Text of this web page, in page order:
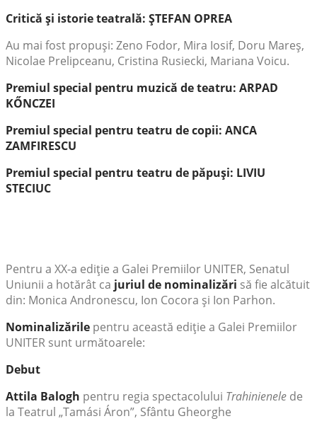
Critică şi istorie teatrală: ŞTEFAN OPREA
Au mai fost propuşi: Zeno Fodor, Mira Iosif, Doru Mareş,
Nicolae Prelipceanu, Cristina Rusiecki, Mariana Voicu.
Premiul special pentru muzică de teatru: ARPAD
KŐNCZEI
Premiul special pentru teatru de copii: ANCA
ZAMFIRESCU
Premiul special pentru teatru de păpuşi: LIVIU
STECIUC
Pentru a XX-a ediţie a Galei Premiilor UNITER, Senatul
Uniunii a hotărât ca juriul de nominalizări să fie alcătuit
din: Monica Andronescu, Ion Cocora şi Ion Parhon.
Nominalizările pentru această ediţie a Galei Premiilor
UNITER sunt următoarele:
Debut
Attila Balogh pentru regia spectacolului Trahinienele de
la Teatrul „Tamási Áron”, Sfântu Gheorghe